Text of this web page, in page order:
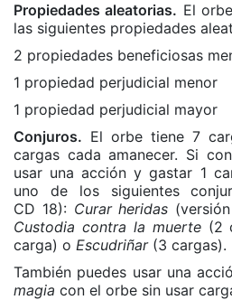
Propiedades aleatorias. El
las siguientes propiedades
2 propiedades beneficiosas
1 propiedad perjudicial menor
1 propiedad perjudicial mayor
Conjuros. El orbe tiene 7
cargas cada amanecer. Si
usar una acción y gastar 1
uno de los siguientes
CD 18): Curar heridas
Custodia contra la muerte(2
carga) o Escudriñar(3 cargas).
También puedes usar una
magia con el orbe sin usar